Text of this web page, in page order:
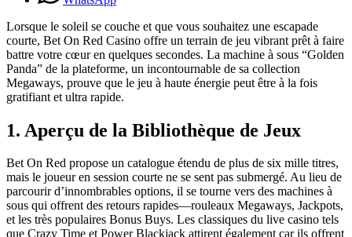
Lorsque le soleil se couche et que vous souhaitez une escapade
courte, Bet On Red Casino offre un terrain de jeu vibrant prêt à faire
battre votre cœur en quelques secondes. La machine à sous “Golden
Panda” de la plateforme, un incontournable de sa collection
Megaways, prouve que le jeu à haute énergie peut être à la fois
gratifiant et ultra rapide.
1. Aperçu de la Bibliothèque de Jeux
Bet On Red propose un catalogue étendu de plus de six mille titres,
mais le joueur en session courte ne se sent pas submergé. Au lieu de
parcourir d’innombrables options, il se tourne vers des machines à
sous qui offrent des retours rapides—rouleaux Megaways, Jackpots,
et les très populaires Bonus Buys. Les classiques du live casino tels
que Crazy Time et Power Blackjack attirent également car ils offrent